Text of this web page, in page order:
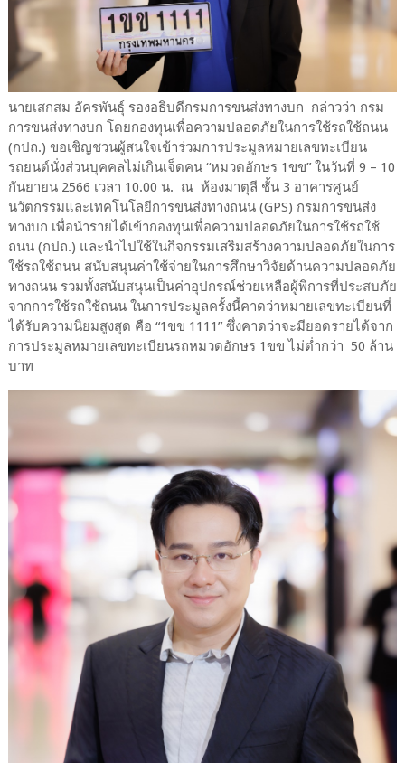
นายเสกสม อัครพันธ์ุ รองอธิบดีกรมการขนส่งทางบก กล่าวว่า กรม
การขนส่งทางบก โดยกองทุนเพื่อความปลอดภัยในการใช้รถใช้ถนน
(กปถ.) ขอเชิญชวนผู้สนใจเข้าร่วมการประมูลหมายเลขทะเบียน
รถยนต์นั่งส่วนบุคคลไม่เกินเจ็ดคน “หมวดอักษร 1ขข” ในวันที่ 9 – 10
กันยายน 2566 เวลา 10.00 น. ณ ห้องมาตุลี ชั้น 3 อาคารศูนย์
นวัตกรรมและเทคโนโลยีการขนส่งทางถนน (GPS) กรมการขนส่ง
ทางบก เพื่อนำรายได้เข้ากองทุนเพื่อความปลอดภัยในการใช้รถใช้
ถนน (กปถ.) และนำไปใช้ในกิจกรรมเสริมสร้างความปลอดภัยในการ
ใช้รถใช้ถนน สนับสนุนค่าใช้จ่ายในการศึกษาวิจัยด้านความปลอดภัย
ทางถนน รวมทั้งสนับสนุนเป็นค่าอุปกรณ์ช่วยเหลือผู้พิการที่ประสบภัย
จากการใช้รถใช้ถนน ในการประมูลครั้งนี้คาดว่าหมายเลขทะเบียนที่
ได้รับความนิยมสูงสุด คือ “1ขข 1111” ซึ่งคาดว่าจะมียอดรายได้จาก
การประมูลหมายเลขทะเบียนรถหมวดอักษร 1ขข ไม่ต่ำกว่า 50 ล้าน
บาท